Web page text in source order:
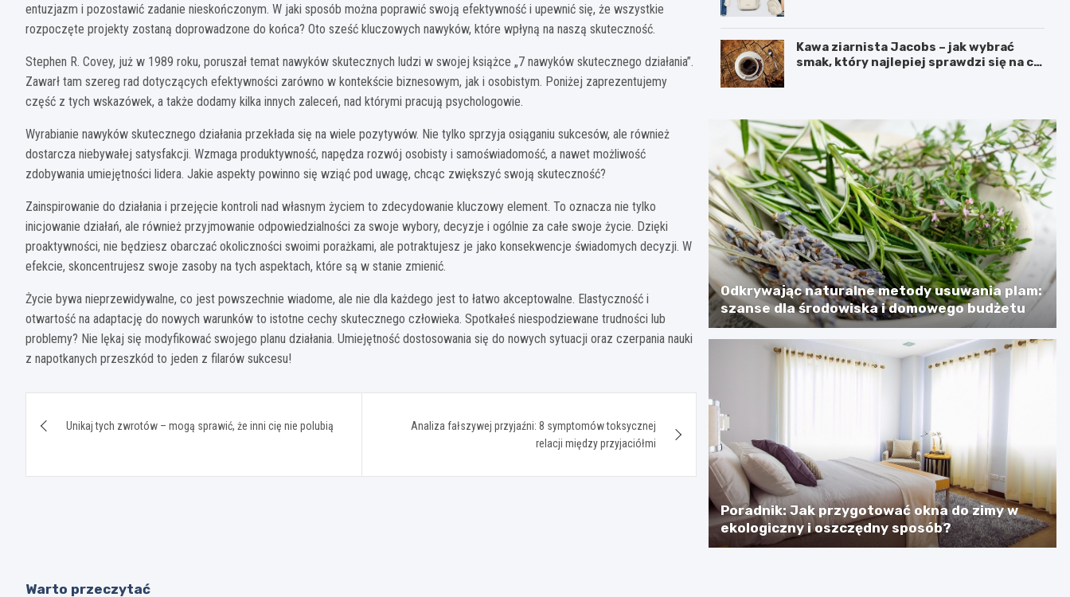
entuzjazm i pozostawić zadanie nieskończonym. W jaki sposób można poprawić swoją efektywność i upewnić się, że wszystkie
rozpoczęte projekty zostaną doprowadzone do końca? Oto sześć kluczowych nawyków, które wpłyną na naszą skuteczność.
Stephen R. Covey, już w 1989 roku, poruszał temat nawyków skutecznych ludzi w swojej książce „7 nawyków skutecznego działania”.
Zawarł tam szereg rad dotyczących efektywności zarówno w kontekście biznesowym, jak i osobistym. Poniżej zaprezentujemy
część z tych wskazówek, a także dodamy kilka innych zaleceń, nad którymi pracują psychologowie.
Wyrabianie nawyków skutecznego działania przekłada się na wiele pozytywów. Nie tylko sprzyja osiąganiu sukcesów, ale również
dostarcza niebywałej satysfakcji. Wzmaga produktywność, napędza rozwój osobisty i samoświadomość, a nawet możliwość
zdobywania umiejętności lidera. Jakie aspekty powinno się wziąć pod uwagę, chcąc zwiększyć swoją skuteczność?
Zainspirowanie do działania i przejęcie kontroli nad własnym życiem to zdecydowanie kluczowy element. To oznacza nie tylko
inicjowanie działań, ale również przyjmowanie odpowiedzialności za swoje wybory, decyzje i ogólnie za całe swoje życie. Dzięki
proaktywności, nie będziesz obarczać okoliczności swoimi porażkami, ale potraktujesz je jako konsekwencje świadomych decyzji. W
efekcie, skoncentrujesz swoje zasoby na tych aspektach, które są w stanie zmienić.
Życie bywa nieprzewidywalne, co jest powszechnie wiadome, ale nie dla każdego jest to łatwo akceptowalne. Elastyczność i
otwartość na adaptację do nowych warunków to istotne cechy skutecznego człowieka. Spotkałeś niespodziewane trudności lub
problemy? Nie lękaj się modyfikować swojego planu działania. Umiejętność dostosowania się do nowych sytuacji oraz czerpania nauki
z napotkanych przeszkód to jeden z filarów sukcesu!
wpisu
Unikaj tych zwrotów – mogą sprawić, że inni cię nie polubią
Analiza fałszywej przyjaźni: 8 symptomów toksycznej
relacji między przyjaciółmi
Kawa ziarnista Jacobs – jak wybrać
smak, który najlepiej sprawdzi się na co
Odkrywając naturalne metody usuwania plam:
szanse dla środowiska i domowego budżetu
Poradnik: Jak przygotować okna do zimy w
ekologiczny i oszczędny sposób?
Warto przeczytać